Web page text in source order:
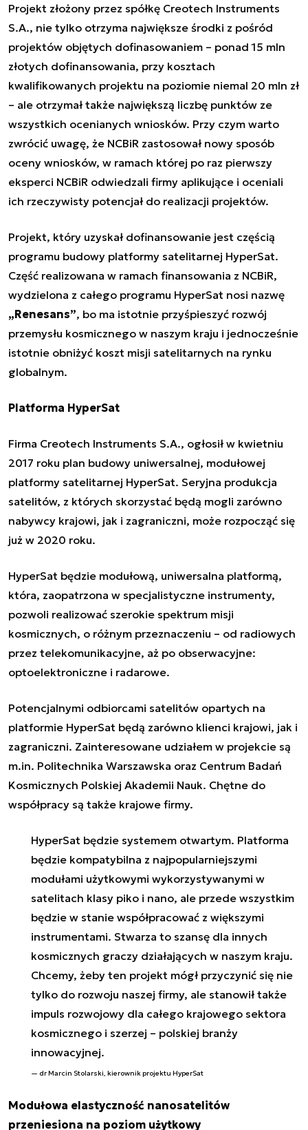
Projekt złożony przez spółkę Creotech Instruments
S.A., nie tylko otrzyma największe środki z pośród
projektów objętych dofinasowaniem – ponad 15 mln
złotych dofinansowania, przy kosztach
kwalifikowanych projektu na poziomie niemal 20 mln zł
– ale otrzymał także największą liczbę punktów ze
wszystkich ocenianych wniosków. Przy czym warto
zwrócić uwagę, że NCBiR zastosował nowy sposób
oceny wniosków, w ramach której po raz pierwszy
eksperci NCBiR odwiedzali firmy aplikujące i oceniali
ich rzeczywisty potencjał do realizacji projektów.
Projekt, który uzyskał dofinansowanie jest częścią
programu budowy platformy satelitarnej HyperSat.
Część realizowana w ramach finansowania z NCBiR,
wydzielona z całego programu HyperSat nosi nazwę
„Renesans”, bo ma istotnie przyśpieszyć rozwój
przemysłu kosmicznego w naszym kraju i jednocześnie
istotnie obniżyć koszt misji satelitarnych na rynku
globalnym.
Platforma HyperSat
Firma Creotech Instruments S.A., ogłosił w kwietniu
2017 roku plan budowy uniwersalnej, modułowej
platformy satelitarnej HyperSat. Seryjna produkcja
satelitów, z których skorzystać będą mogli zarówno
nabywcy krajowi, jak i zagraniczni, może rozpocząć się
już w 2020 roku.
HyperSat będzie modułową, uniwersalna platformą,
która, zaopatrzona w specjalistyczne instrumenty,
pozwoli realizować szerokie spektrum misji
kosmicznych, o różnym przeznaczeniu – od radiowych
przez telekomunikacyjne, aż po obserwacyjne:
optoelektroniczne i radarowe.
Potencjalnymi odbiorcami satelitów opartych na
platformie HyperSat będą zarówno klienci krajowi, jak i
zagraniczni. Zainteresowane udziałem w projekcie są
m.in. Politechnika Warszawska oraz Centrum Badań
Kosmicznych Polskiej Akademii Nauk. Chętne do
współpracy są także krajowe firmy.
HyperSat będzie systemem otwartym. Platforma
będzie kompatybilna z najpopularniejszymi
modułami użytkowymi wykorzystywanymi w
satelitach klasy piko i nano, ale przede wszystkim
będzie w stanie współpracować z większymi
instrumentami. Stwarza to szansę dla innych
kosmicznych graczy działających w naszym kraju.
Chcemy, żeby ten projekt mógł przyczynić się nie
tylko do rozwoju naszej firmy, ale stanowił także
impuls rozwojowy dla całego krajowego sektora
kosmicznego i szerzej – polskiej branży
innowacyjnej.
dr Marcin Stolarski, kierownik projektu HyperSat
Modułowa elastyczność nanosatelitów
przeniesiona na poziom użytkowy